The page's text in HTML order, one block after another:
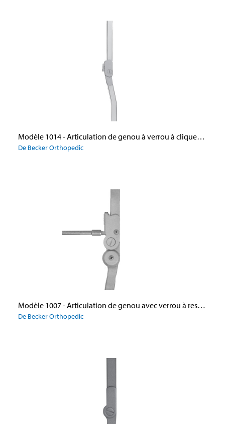
Modèle 1014 - Articulation de genou à verrou à cliquetMC
De Becker Orthopedic
Modèle 1007 - Articulation de genou avec verrou à ressort
De Becker Orthopedic